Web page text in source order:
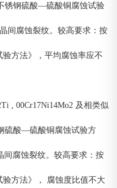
锈钢硫酸—硫酸铜腐蚀试验
间腐蚀裂纹。较高要求：按
方法》，平均腐蚀率应不
, 00Cr17Ni14Mo2 及相类似
硫酸—硫酸铜腐蚀试验方
间腐蚀裂纹。较高要求：按
方法》， 腐蚀度比值不大